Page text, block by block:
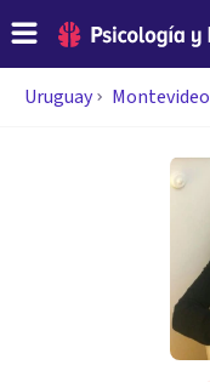
Uruguay Montevideo